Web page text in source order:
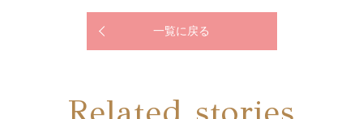
一覧に戻る